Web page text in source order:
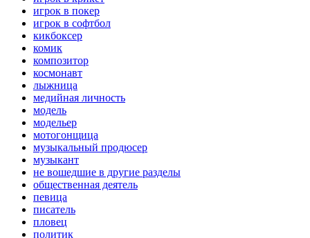
игрок в покер
игрок в софтбол
кикбоксер
комик
композитор
космонавт
лыжница
медийная личность
модель
модельер
мотогонщица
музыкальный продюсер
музыкант
не вошедшие в другие разделы
общественная деятель
певица
писатель
пловец
политик